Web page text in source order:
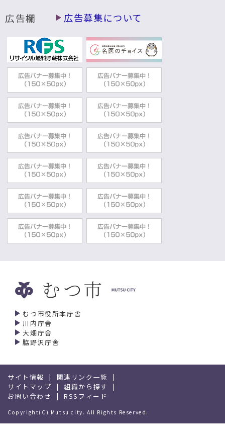
広告欄 広告募集について
むつ市役所本庁舎
川内庁舎
大畑庁舎
脇野沢庁舎
サイト情報
関連リンク一覧
サイトマップ
組織から探す
お問い合わせ
RSSフィード
Copyright(C) Mutsu city. All Rights Reserved.